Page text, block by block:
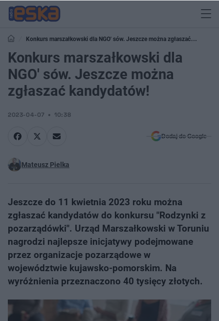
Konkurs marszałkowski dla NGO' sów. Jeszcze można zgłaszać
kandydatów!
Konkurs marszałkowski dla
NGO' sów. Jeszcze można
zgłaszać kandydatów!
2023-04-07 10:38
Dodaj do Google
Mateusz Pielka
Jeszcze do 11 kwietnia 2023 roku można
zgłaszać kandydatów do konkursu "Rodzynki z
pozarządówki". Urząd Marszałkowski w Toruniu
nagrodzi najlepsze inicjatywy podejmowane
przez organizacje pozarządowe w
województwie kujawsko-pomorskim. Na
wyróżnienia przeznaczono 40 tysięcy złotych.